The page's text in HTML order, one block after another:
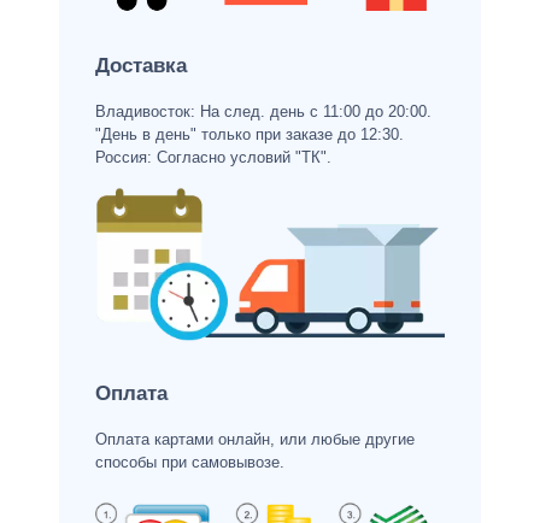
Доставка
Владивосток: На след. день с 11:00 до 20:00.
"День в день" только при заказе до 12:30.
Россия: Согласно условий "ТК".
Оплата
Оплата картами онлайн, или любые другие
способы при самовывозе.